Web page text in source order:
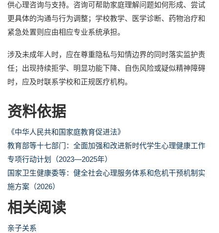
供心理咨询与支持。咨询可帮助家庭理解问题如何形成、尝试
更具体的沟通与行为调整；学校教学、医学诊断、药物治疗和
紧急处置则应由相应专业系统承担。
涉及未成年人时，应在尊重隐私与知情边界的同时落实监护责
任；出现持续拒学、明显功能下降、自伤风险或疑似精神障碍
时，应及时联系学校和正规医疗机构。
资料依据
《中华人民共和国家庭教育促进法》
教育部等十七部门：全面加强和改进新时代学生心理健康工作
专项行动计划（2023—2025年）
国家卫生健康委等：健全社会心理服务体系和危机干预机制实
施方案（2026）
相关阅读
亲子关系